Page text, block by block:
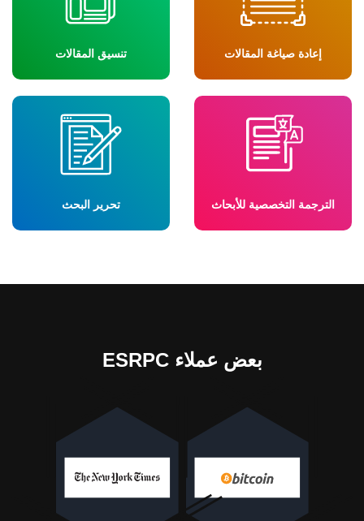
إعادة صياغة المقالات تنسيق المقالات
الترجمة التخصصية للأبحاث تحرير البحث
بعض عملاء ESRPC